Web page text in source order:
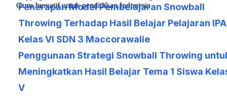
Penerapan Model Pembelajaran Snowball
Throwing Terhadap Hasil Belajar Pelajaran IPA
Kelas VI SDN 3 Maccorawalie
Penggunaan Strategi Snowball Throwing
Meningkatkan Hasil Belajar Tema 1 Siswa
V
Guru Inovatif untuk pendidikan Indonesia